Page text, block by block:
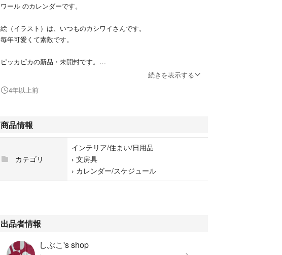
ワール のカレンダーです。
絵（イラスト）は、いつものカシワイさんです。
毎年可愛くて素敵です。
ピッカピカの新品・未開封です。
チョコレートハウス
リーフメモリー
モンロワールカレンダー
モンロワールチョコレート
可愛い
神戸
続きを表示する
4年以上前
商品情報
カテゴリ
インテリア/住まい/日用品
› 文房具
› カレンダー/スケジュール
出品者情報
しぶこ's shop